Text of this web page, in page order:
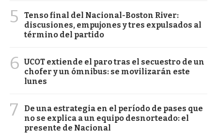
5
Tenso final del Nacional-Boston River:
discusiones, empujones y tres expulsados al
término del partido
6 UCOT extiende el paro tras el secuestro de un
chofer y un ómnibus: se movilizarán este
lunes
7
De una estrategia en el período de pases que
no se explica a un equipo desnorteado: el
presente de Nacional